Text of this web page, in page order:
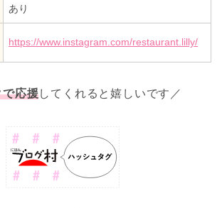
あり
https://www.instagram.com/restaurant.lilly/
で応援してくれると嬉しいです／